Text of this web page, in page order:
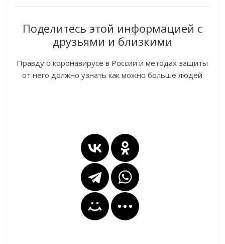
Поделитесь этой информацией с
друзьями и близкими
Правду о коронавирусе в России и методах защиты
от него должно узнать как можно больше людей